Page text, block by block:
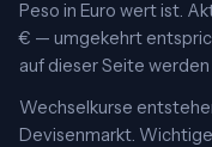
Peso in Euro wert ist.
€ — umgekehrt
auf dieser Seite
Wechselkurse
Devisenmarkt.